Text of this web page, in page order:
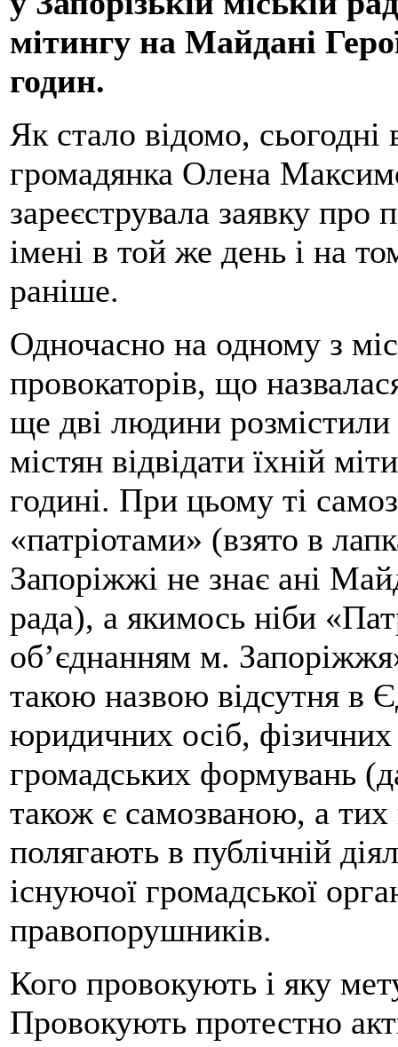
мітингу на Майдані
годин.
Як стало відомо, сьогодні
громадянка Олена
зареєструвала заявку про
імені в той же день і на
раніше.
Одночасно на одному з
провокаторів, що
ще дві людини
містян відвідати їхній
годині. При цьому ті
«патріотами» (взято в
Запоріжжі не знає ані
рада), а якимось ніби
об’єднанням м.
такою назвою відсутня в
юридичних осіб, фізичних
громадських формувань
також є самозваною, а тих
полягають в публічній
існуючої громадської
правопорушників.
Кого провокують і яку
Провокують протестно